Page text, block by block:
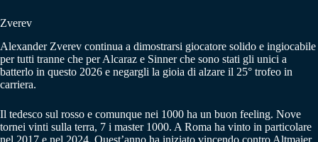
Zverev
Alexander Zverev continua a dimostrarsi giocatore solido e ingiocabile
per tutti tranne che per Alcaraz e Sinner che sono stati gli unici a
batterlo in questo 2026 e negargli la gioia di alzare il 25° trofeo in
carriera.
Il tedesco sul rosso e comunque nei 1000 ha un buon feeling. Nove
tornei vinti sulla terra, 7 i master 1000. A Roma ha vinto in particolare
nel 2017 e nel 2024. Quest’anno ha iniziato vincendo contro Altmaier